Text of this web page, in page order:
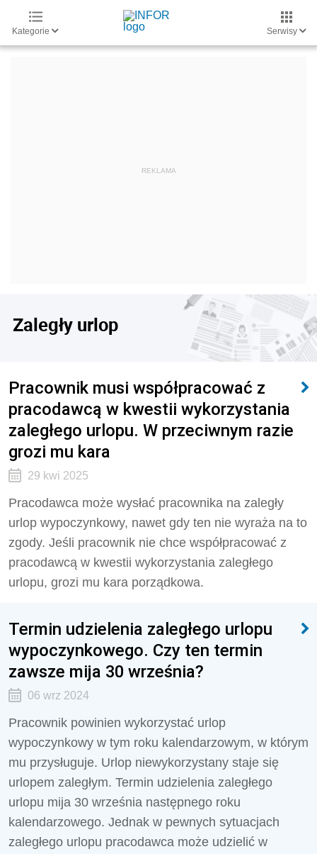
Kategorie Serwisy
Zaległy urlop
Pracownik musi współpracować z
pracodawcą w kwestii wykorzystania
zaległego urlopu. W przeciwnym razie
grozi mu kara
29 kwi 2025
Pracodawca może wysłać pracownika na zaległy
urlop wypoczynkowy, nawet gdy ten nie wyraża na to
zgody. Jeśli pracownik nie chce współpracować z
pracodawcą w kwestii wykorzystania zaległego
urlopu, grozi mu kara porządkowa.
Termin udzielenia zaległego urlopu
wypoczynkowego. Czy ten termin
zawsze mija 30 września?
06 wrz 2024
Pracownik powinien wykorzystać urlop
wypoczynkowy w tym roku kalendarzowym, w którym
mu przysługuje. Urlop niewykorzystany staje się
urlopem zaległym. Termin udzielenia zaległego
urlopu mija 30 września następnego roku
kalendarzowego. Jednak w pewnych sytuacjach
zaległego urlopu pracodawca może udzielić w